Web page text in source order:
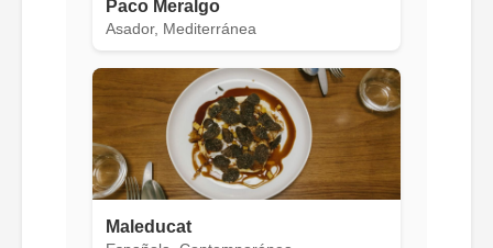
Paco Meralgo
Asador, Mediterránea
Maleducat